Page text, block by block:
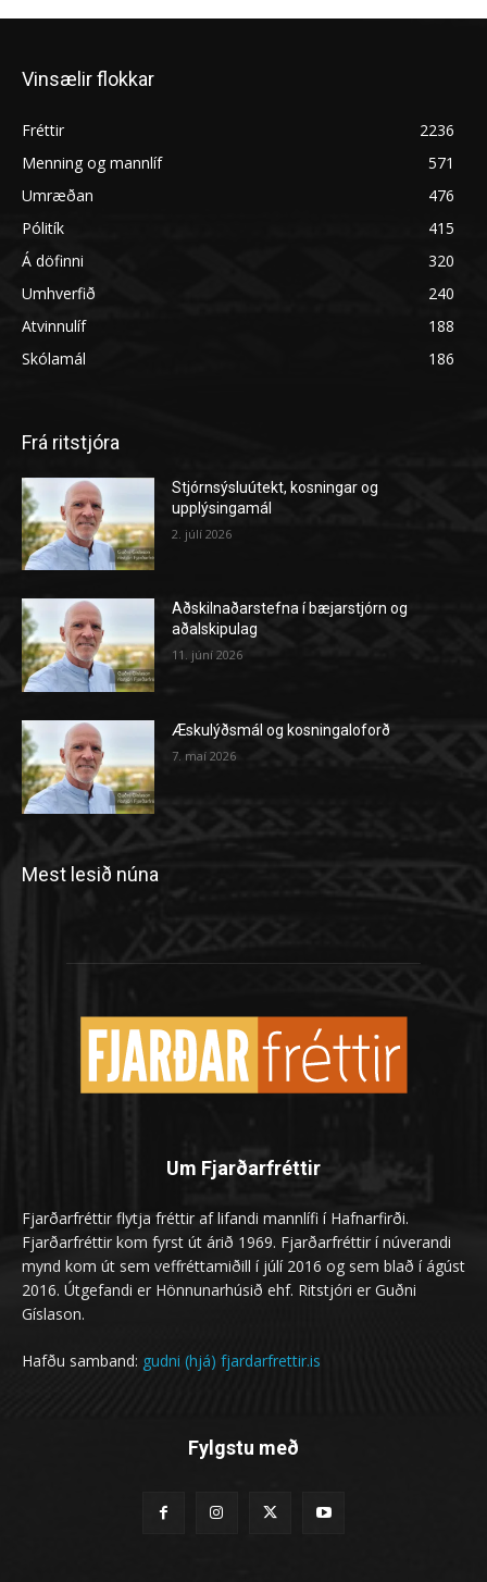
Vinsælir flokkar
Fréttir
2236
Menning og mannlíf
571
Umræðan
476
Pólitík
415
Á döfinni
320
Umhverfið
240
Atvinnulíf
188
Skólamál
186
Frá ritstjóra
Stjórnsýsluútekt, kosningar og
upplýsingamál
2. júlí 2026
Aðskilnaðarstefna í bæjarstjórn og
aðalskipulag
11. júní 2026
Æskulýðsmál og kosningaloforð
7. maí 2026
Mest lesið núna
Um Fjarðarfréttir
Fjarðarfréttir flytja fréttir af lifandi mannlífi í Hafnarfirði.
Fjarðarfréttir kom fyrst út árið 1969. Fjarðarfréttir í núverandi
mynd kom út sem veffréttamiðill í júlí 2016 og sem blað í ágúst
2016. Útgefandi er Hönnunarhúsið ehf. Ritstjóri er Guðni
Gíslason.
Hafðu samband: gudni (hjá) fjardarfrettir.is
Fylgstu með